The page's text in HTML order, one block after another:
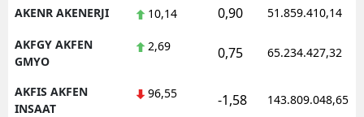
AKENR AKENERJI 10,14 0,90 51.859.410,14
AKFGY AKFEN
GMYO
2,69 0,75 65.234.427,32
AKFIS AKFEN
INSAAT
96,55 -1,58 143.809.048,65